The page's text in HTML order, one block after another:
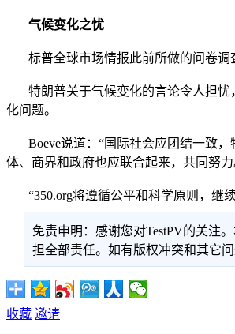
气候变化之忧
标普全球市场情报此前所做的问卷调
特朗普关于气候变化的言论令人担忧
化问题。
Boeve说道：“国际社会应团结一致，
体、商界和政府也应联合起来，共同努
“350.org将遵循公平和科学原则，继
免责申明：感谢您对TestPV的关注
担全部责任。如有版权冲突和其它
收藏 邀请